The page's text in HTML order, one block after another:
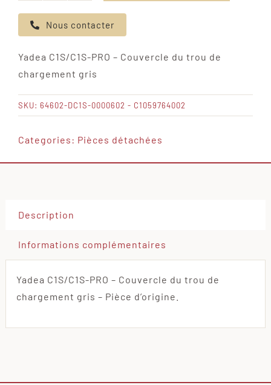
de
Yadea
PRO
-
Couvercle
du
chargement
Nous contacter
Yadea C1S/C1S-PRO – Couvercle du trou de
chargement gris
SKU: 64602-DC1S-0000602 - C1059764002
Categories: Pièces détachées
Description
Informations complémentaires
Yadea C1S/C1S-PRO – Couvercle du trou de
chargement gris – Pièce d’origine.